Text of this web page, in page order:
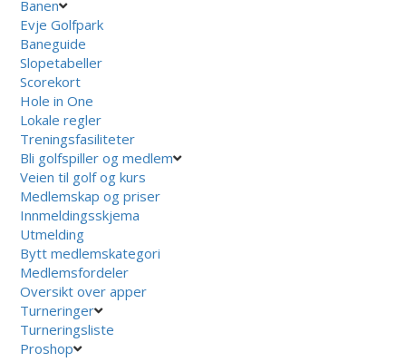
Banen
Evje Golfpark
Baneguide
Slopetabeller
Scorekort
Hole in One
Lokale regler
Treningsfasiliteter
Bli golfspiller og medlem
Veien til golf og kurs
Medlemskap og priser
Innmeldingsskjema
Utmelding
Bytt medlemskategori
Medlemsfordeler
Oversikt over apper
Turneringer
Turneringsliste
Proshop